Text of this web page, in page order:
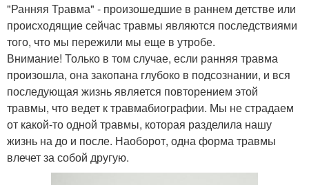
"Ранняя Травма" - произошедшие в раннем детстве или
происходящие сейчас травмы являются последствиями
того, что мы пережили мы еще в утробе.
Внимание! Только в том случае, если ранняя травма
произошла, она закопана глубоко в подсознании, и вся
последующая жизнь является повторением этой
травмы, что ведет к травмабиографии. Мы не страдаем
от какой-то одной травмы, которая разделила нашу
жизнь на до и после. Наоборот, одна форма травмы
влечет за собой другую.